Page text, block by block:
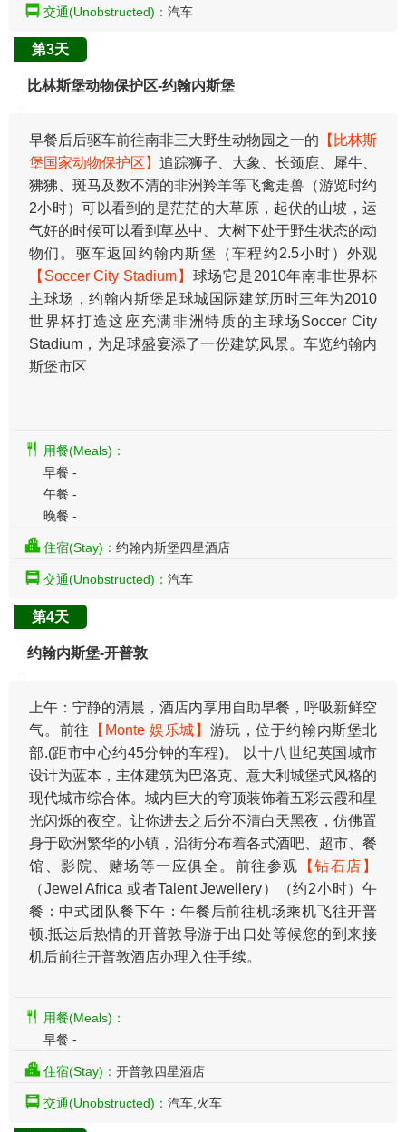
交通(Unobstructed)： 汽车
第3天
比林斯堡动物保护区-约翰内斯堡
早餐后后驱车前往南非三大野生动物园之一的 【比林斯
堡国家动物保护区】 追踪狮子、大象、长颈鹿、犀牛、
狒狒、斑马及数不清的非洲羚羊等飞禽走兽（游览时约
2小时）可以看到的是茫茫的大草原，起伏的山坡，运
气好的时候可以看到草丛中、大树下处于野生状态的动
物们。驱车返回约翰内斯堡（车程约2.5小时）外观
【Soccer City Stadium】 球场它是2010年南非世界杯
主球场，约翰内斯堡足球城国际建筑历时三年为2010
世界杯打造这座充满非洲特质的主球场Soccer City
Stadium，为足球盛宴添了一份建筑风景。车览约翰内
斯堡市区
用餐(Meals)：
早餐 -
午餐 -
晚餐 -
住宿(Stay)： 约翰内斯堡四星酒店
交通(Unobstructed)： 汽车
第4天
约翰内斯堡-开普敦
上午：宁静的清晨，酒店内享用自助早餐，呼吸新鲜空
气。前往
【Monte 娱乐城】游玩，位于约翰内斯堡北
部.(距市中心约45分钟的车程)。 以十八世纪英国城市
设计为蓝本，主体建筑为巴洛克、意大利城堡式风格的
现代城市综合体。城内巨大的穹顶装饰着五彩云霞和星
光闪烁的夜空。让你进去之后分不清白天黑夜，仿佛置
身于欧洲繁华的小镇，沿街分布着各式酒吧、超市、餐
馆、影院、赌场等一应俱全。前往参观
【钻石店】
（Jewel Africa 或者Talent Jewellery）（约2小时）午
餐：中式团队餐下午：午餐后前往机场乘机飞往开普
顿.抵达后热情的开普敦导游于出口处等候您的到来接
机后前往开普敦酒店办理入住手续。
用餐(Meals)：
早餐 -
住宿(Stay)： 开普敦四星酒店
交通(Unobstructed)： 汽车,火车